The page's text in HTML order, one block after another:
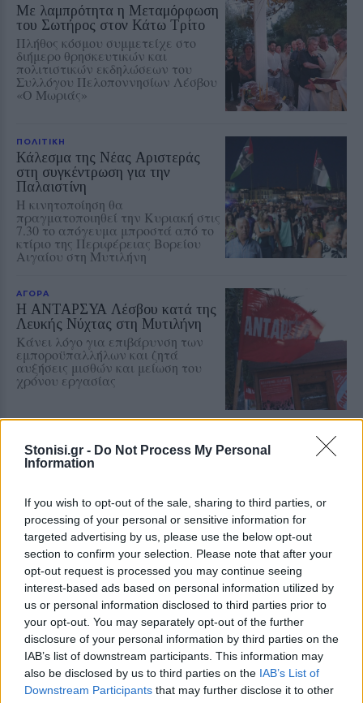
Stonisi.gr - Do Not Process My Personal
Information
If you wish to opt-out of the sale, sharing to third parties, or
processing of your personal or sensitive information for
targeted advertising by us, please use the below opt-out
section to confirm your selection. Please note that after your
opt-out request is processed you may continue seeing
interest-based ads based on personal information utilized by
us or personal information disclosed to third parties prior to
your opt-out. You may separately opt-out of the further
disclosure of your personal information by third parties on the
IAB’s list of downstream participants. This information may
also be disclosed by us to third parties on the IAB’s List of
Downstream Participants that may further disclose it to other
Με λαμπρότητα η Μεταμόρφωση
του Σωτήρος στον Κάτω Τρίτο
Πλήθος κόσμου συμμετείχε στο
διήμερο θρησκευτικών και
πολιτιστικών εκδηλώσεων του
Συλλόγου Πελοποννησίων Λέσβου
«Ο Μωριάς»
ΠΟΛΙΤΙΚΗ
Κάλεσμα της Νέας Αριστεράς
στη συγκέντρωση για την
Παλαιστίνη
Η κινητοποίηση θα
πραγματοποιηθεί την Κυριακή στις
7.30 το απόγευμα μπροστά από το
κτίριο της Περιφέρειας Βορείου
Αιγαίου στη Μυτιλήνη
ΑΓΟΡΑ
Η ΑΝΤΑΡΣΥΑ Λέσβου κατά της
Λευκής Νύχτας στη Μυτιλήνη
Κάνει λόγο για επιβάρυνση των
εμποροϋπαλλήλων και ζητά
αυξήσεις μισθών και μείωση του
χρόνου εργασίας
Ολοκληρώθηκε η πλακόστρωση
στο Μεγαλοχώρι
Βενιαμίν – Μάρμαρο όπως
αναφέρει ο δήμαρχος Μυτιλήνης
Παναγιώτης Χριστόφας
ΔΡΑΣΕΙΣ
Η Λέσβος στη Διεθνή
Κατασκήνωση Νέων των
Παγκόσμιων Γεωπάρκων
UNESCO
Μαθητές του Πρότυπου ΓΕΛ
Μυτιλήνης παρουσίασαν το
Απολιθωμένο Δάσος και τη